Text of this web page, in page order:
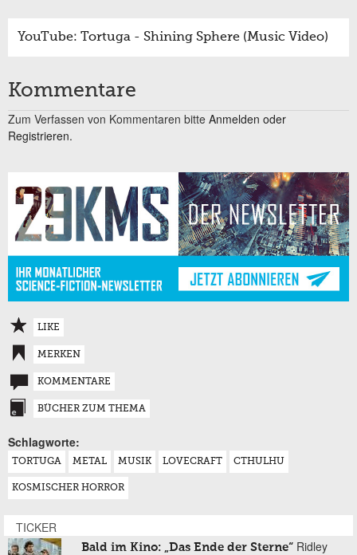
YouTube: Tortuga - Shining Sphere (Music Video)
Kommentare
Zum Verfassen von Kommentaren bitte Anmelden oder
Registrieren.
LIKE
MERKEN
KOMMENTARE
BÜCHER ZUM THEMA
Schlagworte:
TORTUGA METAL MUSIK LOVECRAFT CTHULHU
KOSMISCHER HORROR
TICKER
Bald im Kino: „Das Ende der Sterne“ Ridley